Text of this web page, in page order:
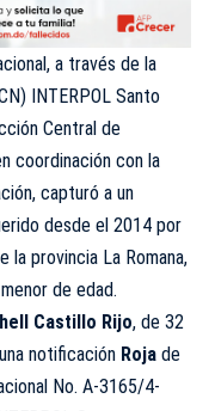
a través de la
INTERPOL Santo
Central de
coordinación con la
, capturó a un
desde el 2014 por
la provincia La Romana,
de edad.
Castillo Rijo, de 32
notificación Roja de
No. A-3165/4-